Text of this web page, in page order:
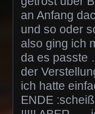
an Anfang
und so oder
also ging ich
da es passte
der
ich hatte
ENDE